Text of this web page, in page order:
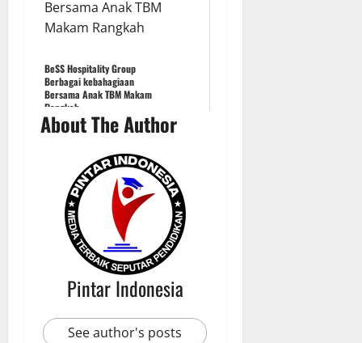
BeSS Hospitality Group
Berbagai kebahagiaan
Bersama Anak TBM Makam
Rangkah
About The Author
Pintar Indonesia
See author's posts